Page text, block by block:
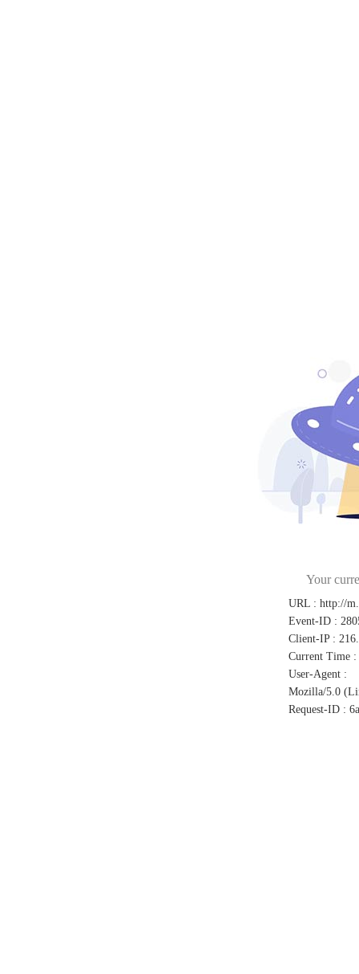
Your
URL : http://
Event-ID :
Client-IP :
Current Time :
User-Agent :
Mozilla/5.0
Request-ID :